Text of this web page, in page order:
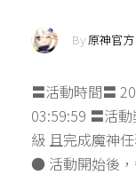
By 原神官方
〓活動時間〓
03:59:59 〓活
級 且完成魔神
● 活動開始後，